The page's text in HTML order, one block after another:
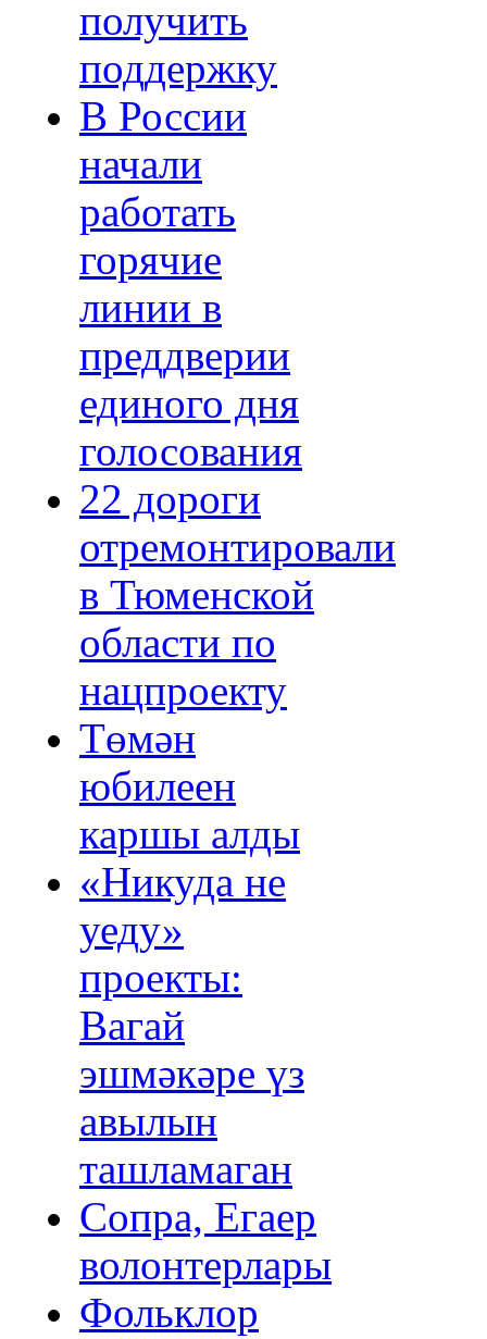
получить
поддержку
В России
начали
работать
горячие
линии в
преддверии
единого дня
голосования
22 дороги
отремонтировали
в Тюменской
области по
нацпроекту
Төмән
юбилеен
каршы алды
«Никуда не
уеду»
проекты:
Вагай
эшмәкәре үз
авылын
ташламаган
Сопра, Егаер
волонтерлары
Фольклор